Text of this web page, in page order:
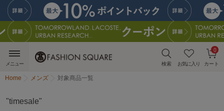
検索 お気に入り カート
0
メニュー
Home メンズ 対象商品一覧
"timesale"